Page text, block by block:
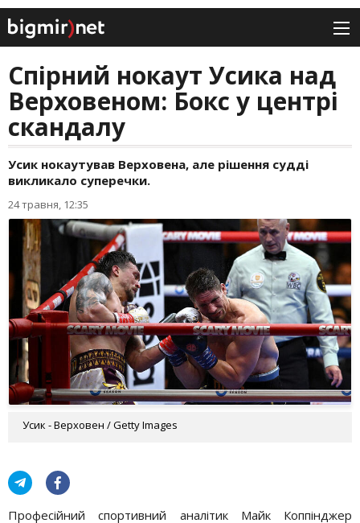
Спірний нокаут Усика над
Верховеном: Бокс у центрі
скандалу
Усик нокаутував Верховена, але рішення судді
викликало суперечки.
24 травня, 12:35
Усик - Верховен / Getty Images
Професійний спортивний аналітик Майк Коппінджер